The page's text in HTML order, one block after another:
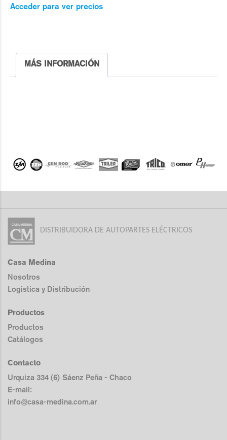
Acceder para ver precios
MÁS INFORMACIÓN
DISTRIBUIDORA DE AUTOPARTES ELÉCTRICOS
Casa Medina
Nosotros
Logistica y Distribución
Productos
Productos
Catálogos
Contacto
Urquiza 334 (6) Sáenz Peña - Chaco
E-mail:
info@casa-medina.com.ar